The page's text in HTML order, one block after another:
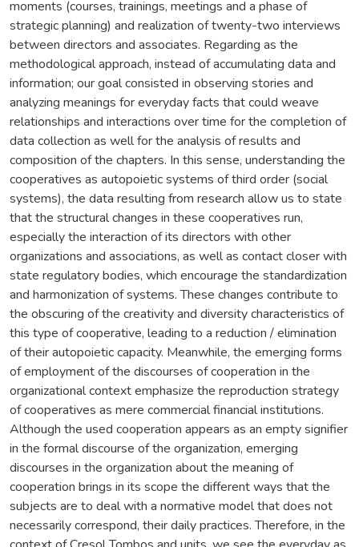
moments (courses, trainings, meetings and a phase of
strategic planning) and realization of twenty-two interviews
between directors and associates. Regarding as the
methodological approach, instead of accumulating data and
information; our goal consisted in observing stories and
analyzing meanings for everyday facts that could weave
relationships and interactions over time for the completion of
data collection as well for the analysis of results and
composition of the chapters. In this sense, understanding the
cooperatives as autopoietic systems of third order (social
systems), the data resulting from research allow us to state
that the structural changes in these cooperatives run,
especially the interaction of its directors with other
organizations and associations, as well as contact closer with
state regulatory bodies, which encourage the standardization
and harmonization of systems. These changes contribute to
the obscuring of the creativity and diversity characteristics of
this type of cooperative, leading to a reduction / elimination
of their autopoietic capacity. Meanwhile, the emerging forms
of employment of the discourses of cooperation in the
organizational context emphasize the reproduction strategy
of cooperatives as mere commercial financial institutions.
Although the used cooperation appears as an empty signifier
in the formal discourse of the organization, emerging
discourses in the organization about the meaning of
cooperation brings in its scope the different ways that the
subjects are to deal with a normative model that does not
necessarily correspond, their daily practices. Therefore, in the